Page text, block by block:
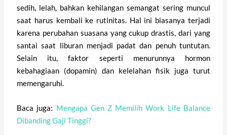
sedih, lelah, bahkan kehilangan semangat sering muncul
saat harus kembali ke rutinitas. Hal ini biasanya terjadi
karena perubahan suasana yang cukup drastis, dari yang
santai saat liburan menjadi padat dan penuh tuntutan.
Selain itu, faktor seperti menurunnya hormon
kebahagiaan (dopamin) dan kelelahan fisik juga turut
memengaruhi.
Baca juga: Mengapa Gen Z Memilih Work Life Balance
Dibanding Gaji Tinggi?